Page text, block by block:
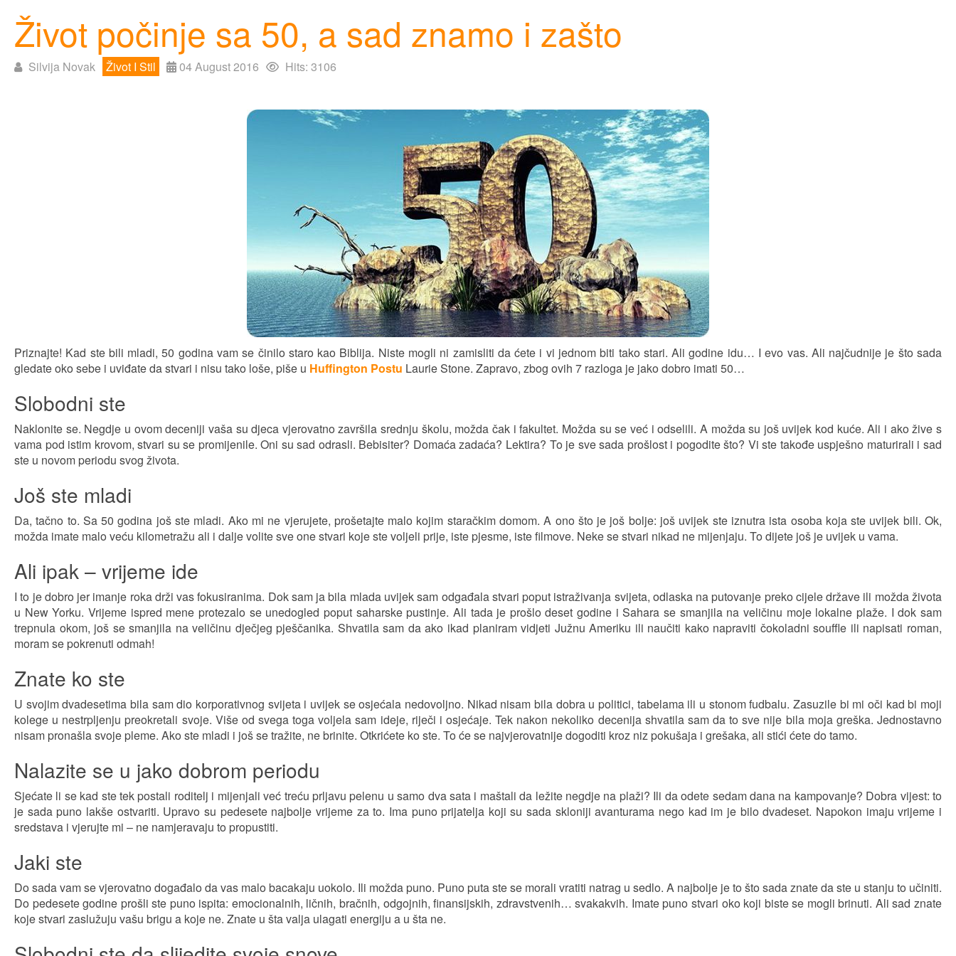
Život počinje sa 50, a sad znamo i zašto
Silvija Novak Život I Stil 04 August 2016 Hits: 3106
Priznajte! Kad ste bili mladi, 50 godina vam se činilo staro kao Biblija. Niste mogli ni zamisliti da ćete i vi jednom biti tako stari. Ali godine idu… I evo vas. Ali najčudnije je što sada
gledate oko sebe i uviđate da stvari i nisu tako loše, piše u Huffington Postu Laurie Stone. Zapravo, zbog ovih 7 razloga je jako dobro imati 50…
Slobodni ste
Naklonite se. Negdje u ovom deceniji vaša su djeca vjerovatno završila srednju školu, možda čak i fakultet. Možda su se već i odselili. A možda su još uvijek kod kuće. Ali i ako žive s
vama pod istim krovom, stvari su se promijenile. Oni su sad odrasli. Bebisiter? Domaća zadaća? Lektira? To je sve sada prošlost i pogodite što? Vi ste takođe uspješno maturirali i sad
ste u novom periodu svog života.
Još ste mladi
Da, tačno to. Sa 50 godina još ste mladi. Ako mi ne vjerujete, prošetajte malo kojim staračkim domom. A ono što je još bolje: još uvijek ste iznutra ista osoba koja ste uvijek bili. Ok,
možda imate malo veću kilometražu ali i dalje volite sve one stvari koje ste voljeli prije, iste pjesme, iste filmove. Neke se stvari nikad ne mijenjaju. To dijete još je uvijek u vama.
Ali ipak – vrijeme ide
I to je dobro jer imanje roka drži vas fokusiranima. Dok sam ja bila mlada uvijek sam odgađala stvari poput istraživanja svijeta, odlaska na putovanje preko cijele države ili možda života
u New Yorku. Vrijeme ispred mene protezalo se unedogled poput saharske pustinje. Ali tada je prošlo deset godine i Sahara se smanjila na veličinu moje lokalne plaže. I dok sam
trepnula okom, još se smanjila na veličinu dječjeg pješčanika. Shvatila sam da ako ikad planiram vidjeti Južnu Ameriku ili naučiti kako napraviti čokoladni souffle ili napisati roman,
moram se pokrenuti odmah!
Znate ko ste
U svojim dvadesetima bila sam dio korporativnog svijeta i uvijek se osjećala nedovoljno. Nikad nisam bila dobra u politici, tabelama ili u stonom fudbalu. Zasuzile bi mi oči kad bi moji
kolege u nestrpljenju preokretali svoje. Više od svega toga voljela sam ideje, riječi i osjećaje. Tek nakon nekoliko decenija shvatila sam da to sve nije bila moja greška. Jednostavno
nisam pronašla svoje pleme. Ako ste mladi i još se tražite, ne brinite. Otkrićete ko ste. To će se najvjerovatnije dogoditi kroz niz pokušaja i grešaka, ali stići ćete do tamo.
Nalazite se u jako dobrom periodu
Sjećate li se kad ste tek postali roditelj i mijenjali već treću prljavu pelenu u samo dva sata i maštali da ležite negdje na plaži? Ili da odete sedam dana na kampovanje? Dobra vijest: to
je sada puno lakše ostvariti. Upravo su pedesete najbolje vrijeme za to. Ima puno prijatelja koji su sada skloniji avanturama nego kad im je bilo dvadeset. Napokon imaju vrijeme i
sredstava i vjerujte mi – ne namjeravaju to propustiti.
Jaki ste
Do sada vam se vjerovatno događalo da vas malo bacakaju uokolo. Ili možda puno. Puno puta ste se morali vratiti natrag u sedlo. A najbolje je to što sada znate da ste u stanju to učiniti.
Do pedesete godine prošli ste puno ispita: emocionalnih, ličnih, bračnih, odgojnih, finansijskih, zdravstvenih… svakakvih. Imate puno stvari oko koji biste se mogli brinuti. Ali sad znate
koje stvari zaslužuju vašu brigu a koje ne. Znate u šta valja ulagati energiju a u šta ne.